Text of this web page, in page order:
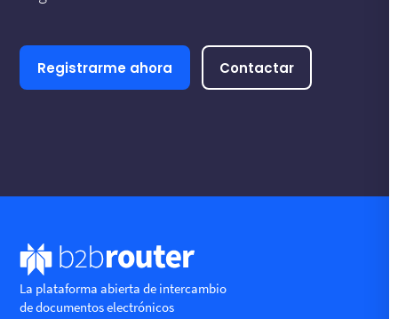
Registrarme ahora Contactar
La plataforma abierta de intercambio
de documentos electrónicos